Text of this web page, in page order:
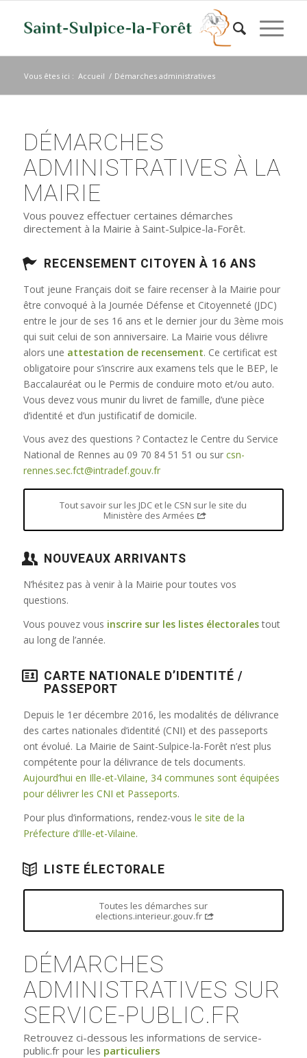
Vous êtes ici : Accueil / Démarches administratives
DÉMARCHES
ADMINISTRATIVES À LA
MAIRIE
Vous pouvez effectuer certaines démarches
directement à la Mairie à Saint-Sulpice-la-Forêt.
RECENSEMENT CITOYEN À 16 ANS
Tout jeune Français doit se faire recenser à la Mairie pour
être convoqué à la Journée Défense et Citoyenneté (JDC)
entre le jour de ses 16 ans et le dernier jour du 3ème mois
qui suit celui de son anniversaire. La Mairie vous délivre
alors une attestation de recensement. Ce certificat est
obligatoire pour s’inscrire aux examens tels que le BEP, le
Baccalauréat ou le Permis de conduire moto et/ou auto.
Vous devez vous munir du livret de famille, d’une pièce
d’identité et d’un justificatif de domicile.
Vous avez des questions ? Contactez le Centre du Service
National de Rennes au 09 70 84 51 51 ou sur csn-
rennes.sec.fct@intradef.gouv.fr
Tout savoir sur les JDC et le CSN sur le site du
Ministère des Armées
NOUVEAUX ARRIVANTS
N’hésitez pas à venir à la Mairie pour toutes vos
questions.
Vous pouvez vous inscrire sur les listes électoralestout
au long de l’année.
CARTE NATIONALE D’IDENTITÉ /
PASSEPORT
Depuis le 1er décembre 2016, les modalités de délivrance
des cartes nationales d’identité (CNI) et des passeports
ont évolué. La Mairie de Saint-Sulpice-la-Forêt n’est plus
compétente pour la délivrance de tels documents.
Aujourd’hui en Ille-et-Vilaine, 34 communes sont équipées
pour délivrer les CNI et Passeports.
Pour plus d’informations, rendez-vous le site de la
Préfecture d’Ille-et-Vilaine.
LISTE ÉLECTORALE
Toutes les démarches sur
elections.interieur.gouv.fr
DÉMARCHES
ADMINISTRATIVES SUR
SERVICE-PUBLIC.FR
Retrouvez ci-dessous les informations de service-
public.fr pour les particuliers